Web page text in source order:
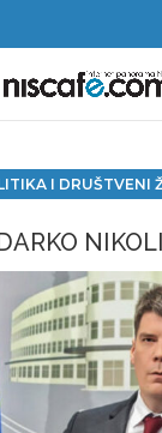
I DRUŠTVENI